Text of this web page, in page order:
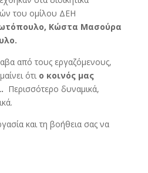
του ομίλου ΔΕΗ
Κώστα Μασούρα
από τους εργαζόμενους,
ότι ο κοινός μας
Περισσότερο δυναμικά,
και τη βοήθεια σας να